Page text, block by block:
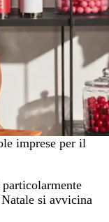
imprese per il
si avvicina